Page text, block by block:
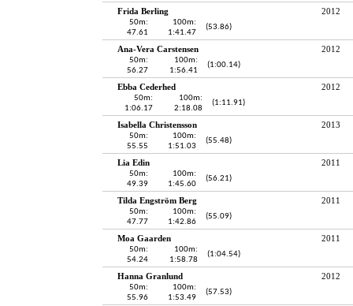
Frida Berling 2012
50m:
47.61
100m:
1:41.47
(53.86)
Ana-Vera Carstensen 2012
50m:
56.27
100m:
1:56.41
(1:00.14)
Ebba Cederhed 2012
50m:
1:06.17
100m:
2:18.08
(1:11.91)
Isabella Christensson 2013
50m:
55.55
100m:
1:51.03
(55.48)
Lia Edin 2011
50m:
49.39
100m:
1:45.60
(56.21)
Tilda Engström Berg 2011
50m:
47.77
100m:
1:42.86
(55.09)
Moa Gaarden 2011
50m:
54.24
100m:
1:58.78
(1:04.54)
Hanna Granlund 2012
50m:
55.96
100m:
1:53.49
(57.53)